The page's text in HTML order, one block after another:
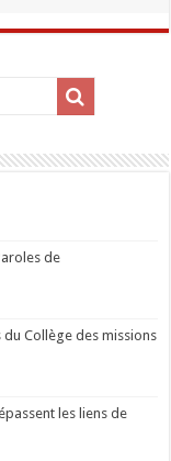
de
du Collège des missions
les liens de